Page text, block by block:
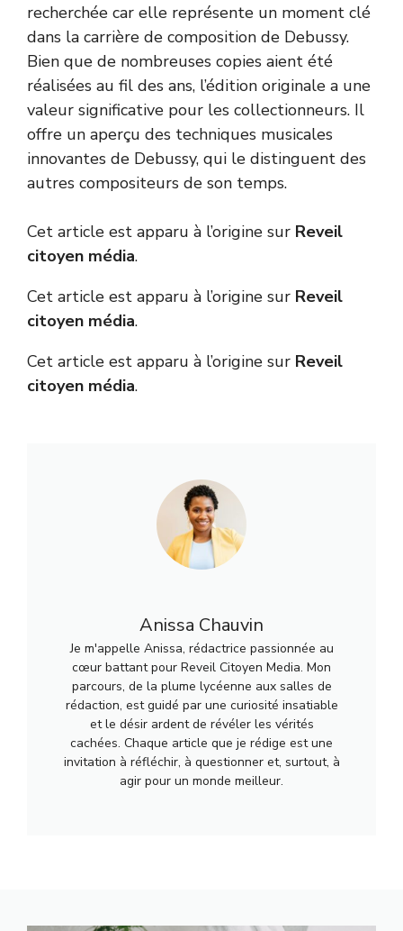
recherchée car elle représente un moment clé
dans la carrière de composition de Debussy.
Bien que de nombreuses copies aient été
réalisées au fil des ans, l’édition originale a une
valeur significative pour les collectionneurs. Il
offre un aperçu des techniques musicales
innovantes de Debussy, qui le distinguent des
autres compositeurs de son temps.
Cet article est apparu à l’origine sur Reveil
citoyen média.
Cet article est apparu à l’origine sur Reveil
citoyen média.
Cet article est apparu à l’origine sur Reveil
citoyen média.
Anissa Chauvin
Je m'appelle Anissa, rédactrice passionnée au
cœur battant pour Reveil Citoyen Media. Mon
parcours, de la plume lycéenne aux salles de
rédaction, est guidé par une curiosité insatiable
et le désir ardent de révéler les vérités
cachées. Chaque article que je rédige est une
invitation à réfléchir, à questionner et, surtout, à
agir pour un monde meilleur.